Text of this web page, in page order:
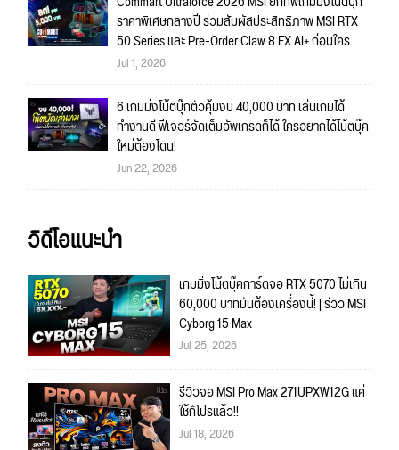
ราคาพิเศษกลางปี ร่วมสัมผัสประสิทธิภาพ MSI RTX
50 Series และ Pre-Order Claw 8 EX AI+ ก่อนใคร
พร้อมของรางวัลเข้าร่วมกิจกรรมในงาน!
Jul 1, 2026
6 เกมมิ่งโน้ตบุ๊กตัวคุ้มงบ 40,000 บาท เล่นเกมได้
ทำงานดี ฟีเจอร์จัดเต็มอัพเกรดก็ได้ ใครอยากได้โน้ตบุ๊ค
ใหม่ต้องโดน!
Jun 22, 2026
วิดีโอแนะนำ
เกมมิ่งโน้ตบุ๊คการ์ดจอ RTX 5070 ไม่เกิน
60,000 บาทมันต้องเครื่องนี้! | รีวิว MSI
Cyborg 15 Max
Jul 25, 2026
รีวิวจอ MSI Pro Max 271UPXW12G แค่
ใช้ก็โปรแล้ว!!
Jul 18, 2026